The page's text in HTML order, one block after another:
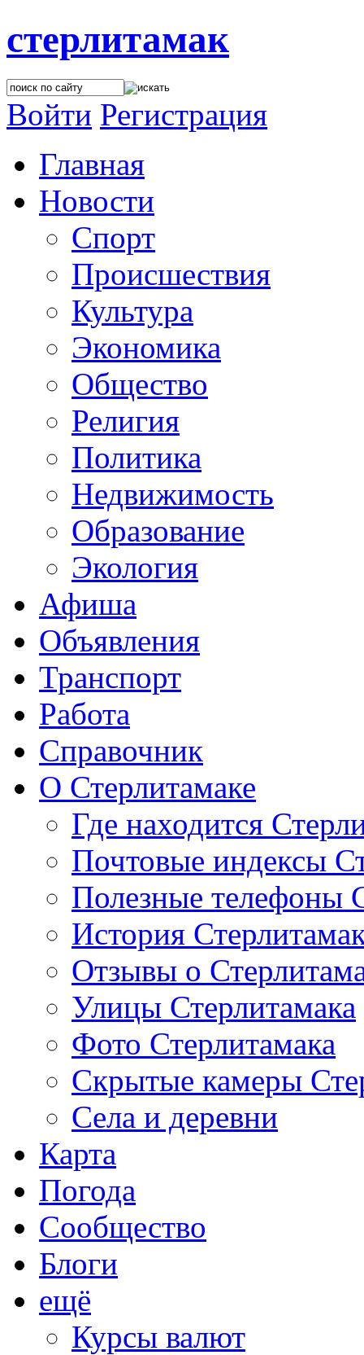
стерлитамак
Войти Регистрация
Главная
Новости
Спорт
Происшествия
Культура
Экономика
Общество
Религия
Политика
Недвижимость
Образование
Экология
Афиша
Объявления
Транспорт
Работа
Справочник
О Стерлитамаке
Где находится
Почтовые индексы
Полезные телефоны
История
Отзывы о
Улицы Стерлитамака
Фото Стерлитамака
Скрытые камеры
Села и деревни
Карта
Погода
Сообщество
Блоги
ещё
Курсы валют